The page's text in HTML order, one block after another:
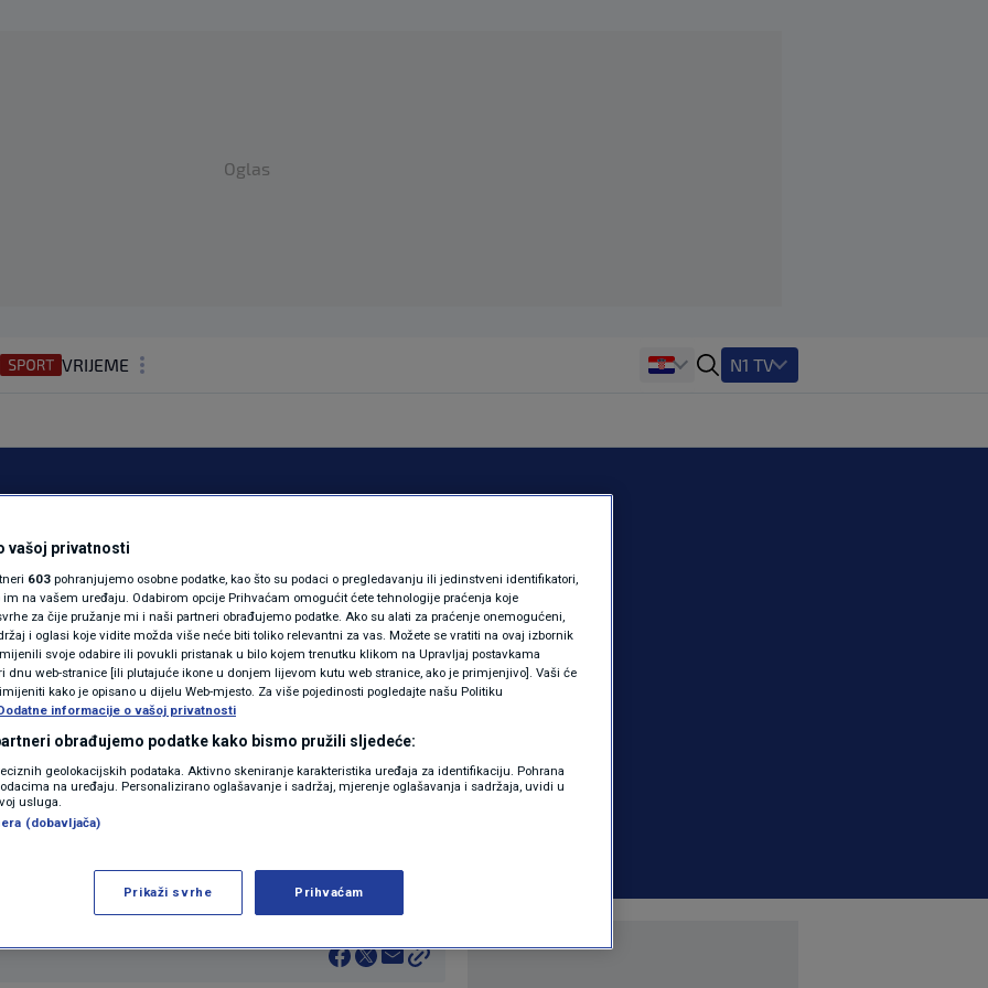
Oglas
VRIJEME
REGIJA
MAGAZIN
KOLUMNE
N1(DIS)INFO
KLIMATSKE PROMJENE
FOTO
VIDEO
N1 TV
ogorčeni:
rentijeri. Radimo
primanja
EKONOMIJA 6 komentara
Više
su za N1 novu poreznu reformu
vašoj privatnosti
603 pohranjujemo osobne podatke, kao što su podaci o pregledavanju ili jedinstveni identifikatori,
na vašem uređaju. Odabirom opcije Prihvaćam omogućit ćete tehnologije praćenja koje
za čije pružanje mi i naši partneri obrađujemo podatke. Ako su alati za praćenje onemogućeni,
i oglasi koje vidite možda više neće biti toliko relevantni za vas. Možete se vratiti na ovaj izbornik
svoje odabire ili povukli pristanak u bilo kojem trenutku klikom na Upravljaj postavkama
dnu web-stranice [ili plutajuće ikone u donjem lijevom kutu web stranice, ako je primjenjivo]. Vaši će
kako je opisano u dijelu Web-mjesto. Za više pojedinosti pogledajte našu Politiku
informacije o vašoj privatnosti
obrađujemo podatke kako bismo pružili sljedeće:
geolokacijskih podataka. Aktivno skeniranje karakteristika uređaja za identifikaciju. Pohrana
na uređaju. Personalizirano oglašavanje i sadržaj, mjerenje oglašavanja i sadržaja, uvidi u
usluga.
(dobavljača)
Prikaži svrhe Prihvaćam